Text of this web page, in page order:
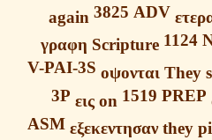
again3825
γραφη Scripture
V-PAI-3S οψονται
3P ειςon1519
ASM εξεκεντησαν